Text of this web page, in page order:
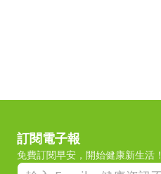
訂閱電子報
免費訂閱早安，開始健康新生活！